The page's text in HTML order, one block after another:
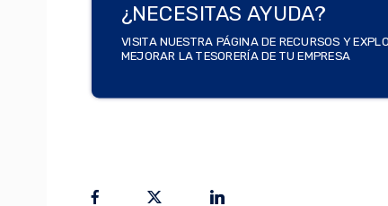
¿NECESITAS AYUDA?
VISITA NUESTRA PÁGINA DE RECURSOS Y
MEJORAR LA TESORERÍA DE TU EMPRESA